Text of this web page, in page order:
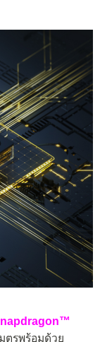
ตรพร้อมด้วย